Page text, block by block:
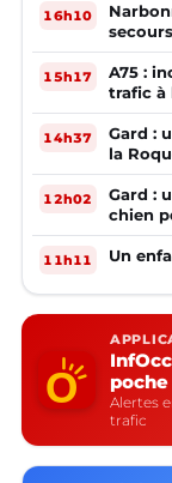
16h10
15h17
A75 :
trafic à
14h37
Gard :
la
12h02
Gard :
chien
11h11 Un
poche
Alertes
trafic